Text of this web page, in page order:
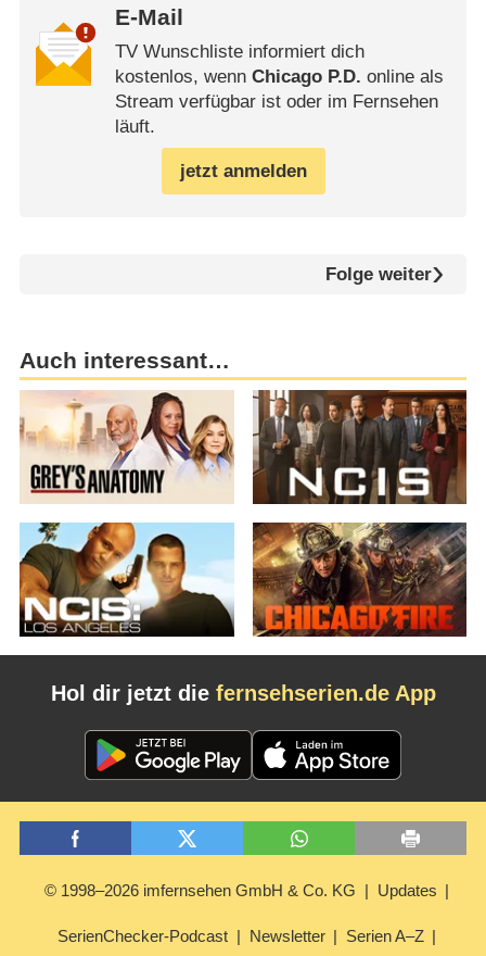
E-Mail
TV Wunschliste informiert dich
kostenlos, wenn Chicago P.D. online als
Stream verfügbar ist oder im Fernsehen
läuft.
jetzt anmelden
Folge weiter
Auch interessant…
Hol dir jetzt die fernsehserien.de App
© 1998–2026 imfernsehen GmbH & Co. KG Updates
SerienChecker-Podcast Newsletter Serien A–Z